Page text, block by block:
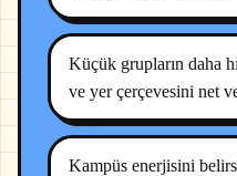
Küçük grupların daha
ve yer çerçevesini net
Kampüs enerjisini